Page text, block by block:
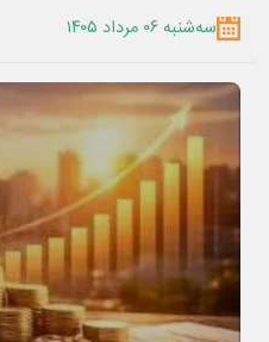
سه‌شنبه ۰۶ مرداد ۱۴۰۵